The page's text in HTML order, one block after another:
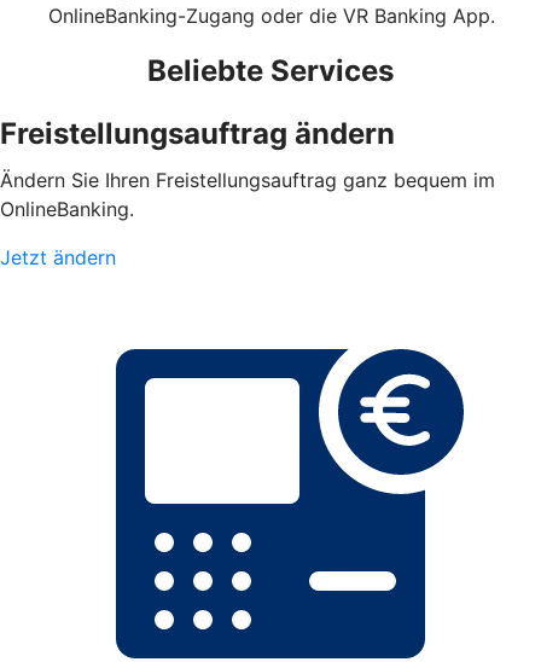
OnlineBanking-Zugang oder die VR Banking App.
Beliebte Services
Freistellungsauftrag ändern
Ändern Sie Ihren Freistellungsauftrag ganz bequem im
OnlineBanking.
Jetzt ändern